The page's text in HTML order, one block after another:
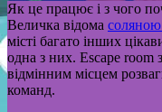
Як це працює і з чого
Величка відома
місті багато інших
одна з них. Escape room
відмінним місцем
команд.